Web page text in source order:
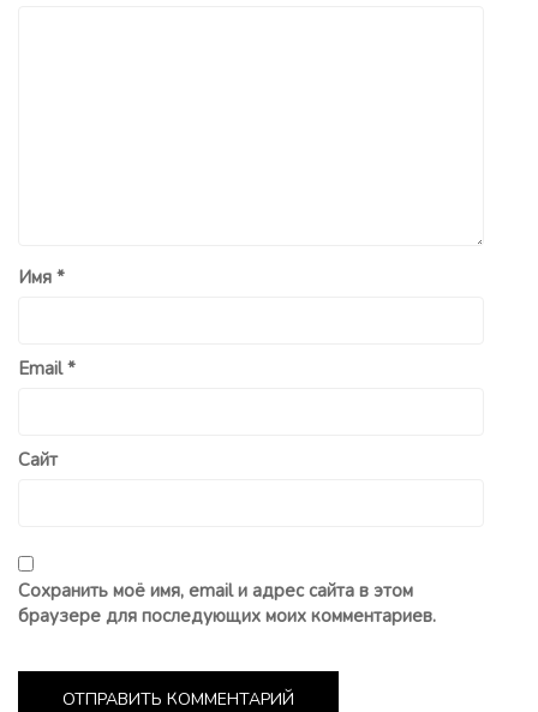
Имя *
Email*
Сайт
Сохранить моё имя, email и адрес сайта в этом
браузере для последующих моих комментариев.